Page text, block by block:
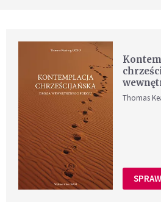
Thomas